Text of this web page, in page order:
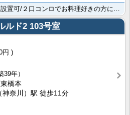
便利なガスコンロ/ガスコンロ設置可/２口コンロでお料理好きの方には魅力的な設備も充実。株式会社賃貸山･･･
ルド2 103号室
円
39年）
橋本
神奈川）駅 徒歩11分